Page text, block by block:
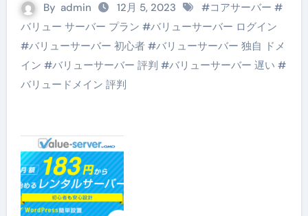
By admin 12月 5, 2023 #コアサーバー #
バリュー サーバー プラン #バリューサーバー ログイン
#バリューサーバー 初心者#バリューサーバー 独自 ドメ
イン #バリューサーバー 評判 #バリューサーバー 遅い #
バリュードメイン 評判